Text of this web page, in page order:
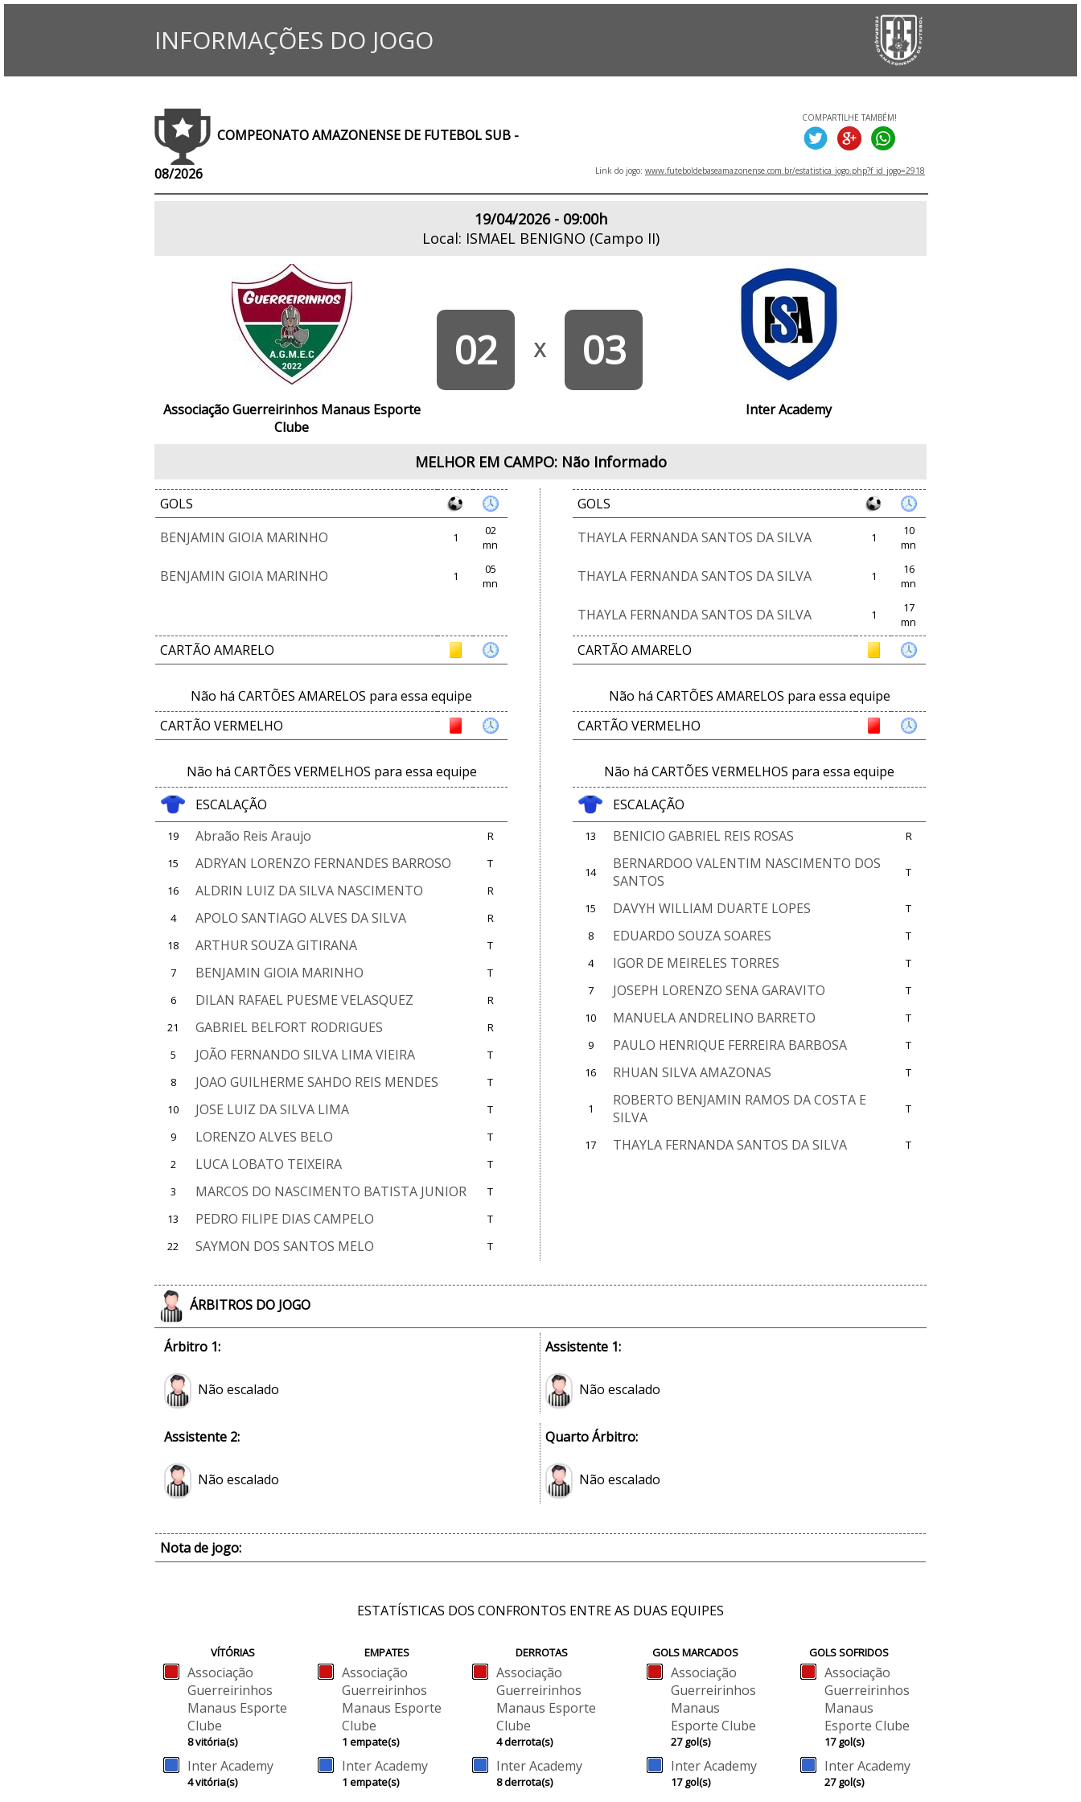
INFORMAÇÕES DO JOGO
COMPEONATO AMAZONENSE DE FUTEBOL SUB -
08/2026
COMPARTILHE TAMBÉM!
Link do jogo: www.futeboldebaseamazonense.com.br/estatistica_jogo.php?f_id_jogo=2918
19/04/2026 - 09:00h
Local: ISMAEL BENIGNO (Campo II)
Associação Guerreirinhos Manaus Esporte
Clube
02 X 03
Inter Academy
MELHOR EM CAMPO: Não Informado
GOLS
BENJAMIN GIOIA MARINHO
1
02
mn
BENJAMIN GIOIA MARINHO 1
05
mn
GOLS
THAYLA FERNANDA SANTOS DA SILVA
1
10
mn
THAYLA FERNANDA SANTOS DA SILVA 1
16
mn
THAYLA FERNANDA SANTOS DA SILVA 1
17
mn
CARTÃO AMARELO
Não há CARTÕES AMARELOS para essa equipe
CARTÃO AMARELO
Não há CARTÕES AMARELOS para essa equipe
CARTÃO VERMELHO
Não há CARTÕES VERMELHOS para essa equipe
CARTÃO VERMELHO
Não há CARTÕES VERMELHOS para essa equipe
ESCALAÇÃO
19 Abraão Reis Araujo
R
15
ADRYAN LORENZO FERNANDES BARROSO
T
16
ALDRIN LUIZ DA SILVA NASCIMENTO
R
4
APOLO SANTIAGO ALVES DA SILVA
R
18
ARTHUR SOUZA GITIRANA
T
7
BENJAMIN GIOIA MARINHO
T
6
DILAN RAFAEL PUESME VELASQUEZ
R
21
GABRIEL BELFORT RODRIGUES
R
5
JOÃO FERNANDO SILVA LIMA VIEIRA
T
8
JOAO GUILHERME SAHDO REIS MENDES
T
10
JOSE LUIZ DA SILVA LIMA
T
9
LORENZO ALVES BELO
T
2
LUCA LOBATO TEIXEIRA
T
3
MARCOS DO NASCIMENTO BATISTA JUNIOR
T
13
PEDRO FILIPE DIAS CAMPELO
T
22
SAYMON DOS SANTOS MELO T
ESCALAÇÃO
13 BENICIO GABRIEL REIS ROSAS R
14
BERNARDOO VALENTIM NASCIMENTO DOS
SANTOS
T
15 DAVYH WILLIAM DUARTE LOPES
T
8
EDUARDO SOUZA SOARES
T
4
IGOR DE MEIRELES TORRES
T
7
JOSEPH LORENZO SENA GARAVITO
T
10
MANUELA ANDRELINO BARRETO
T
9
PAULO HENRIQUE FERREIRA BARBOSA
T
16
RHUAN SILVA AMAZONAS T
1
ROBERTO BENJAMIN RAMOS DA COSTA E
SILVA
T
17 THAYLA FERNANDA SANTOS DA SILVA T
ÁRBITROS DO JOGO
Árbitro 1:
Não escalado
Assistente 1:
Não escalado
Assistente 2:
Não escalado
Quarto Árbitro:
Não escalado
Nota de jogo:
ESTATÍSTICAS DOS CONFRONTOS ENTRE AS DUAS EQUIPES
VÍTÓRIAS
Associação
Guerreirinhos
Manaus Esporte
Clube
8 vitória(s)
Inter Academy
4 vitória(s)
EMPATES
Associação
Guerreirinhos
Manaus Esporte
Clube
1 empate(s)
Inter Academy
1 empate(s)
DERROTAS
Associação
Guerreirinhos
Manaus Esporte
Clube
4 derrota(s)
Inter Academy
8 derrota(s)
GOLS MARCADOS
Associação
Guerreirinhos
Manaus
Esporte Clube
27 gol(s)
Inter Academy
17 gol(s)
GOLS SOFRIDOS
Associação
Guerreirinhos
Manaus
Esporte Clube
17 gol(s)
Inter Academy
27 gol(s)